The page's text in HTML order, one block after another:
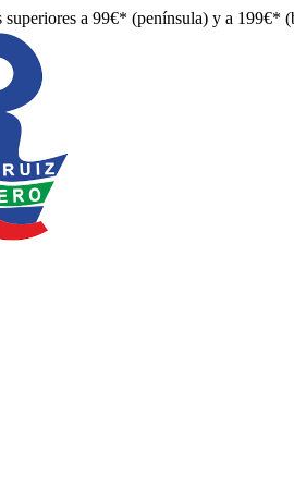
a 99€* (península) y a 199€*